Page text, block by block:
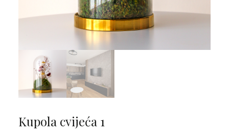
Kupola cvijeća 1